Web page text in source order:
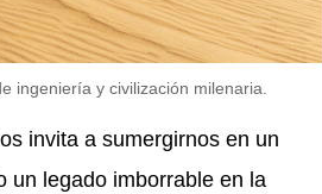
ingeniería y civilización milenaria.
invita a sumergirnos en un
un legado imborrable en la